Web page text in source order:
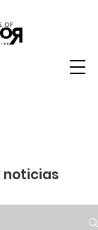
noticias